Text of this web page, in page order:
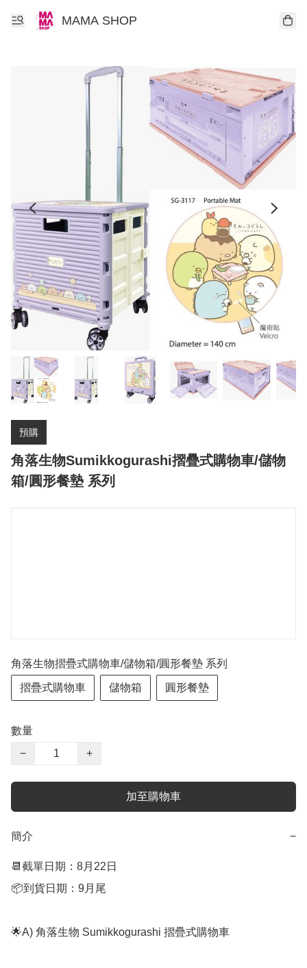
MAMA SHOP
預購
角落生物Sumikkogurashi摺疊式購物車/儲物
箱/圓形餐墊 系列
角落生物摺疊式購物車/儲物箱/圓形餐墊 系列
摺疊式購物車 儲物箱 圓形餐墊
數量
−
+
加至購物車
簡介 −
📆截單日期：8月22日
📦到貨日期：9月尾
🌟A) 角落生物 Sumikkogurashi 摺疊式購物車